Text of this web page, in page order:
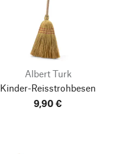
Albert Turk
Kinder-Reisstrohbesen
9,90 €